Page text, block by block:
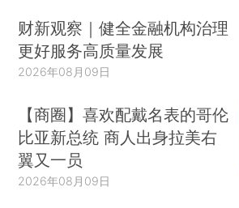
财新观察｜健全金融机构治理
更好服务高质量发展
2026年08月09日
【商圈】喜欢配戴名表的哥伦
比亚新总统 商人出身拉美右
翼又一员
2026年08月09日